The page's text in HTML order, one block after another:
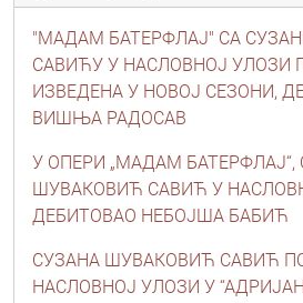
"МАДАМ БАТЕРФЛАЈ" СА
САВИЋУ У НАСЛОВНОЈ УЛОЗИ
ИЗВЕДЕНА У НОВОЈ СЕЗОНИ,
ВИШЊА РАДОСАВ
У ОПЕРИ „МАДАМ
ШУВАКОВИЋ САВИЋ У
ДЕБИТОВАО НЕБОЈША БАБИЋ
СУЗАНА ШУВАКОВИЋ САВИЋ
НАСЛОВНОЈ УЛОЗИ У